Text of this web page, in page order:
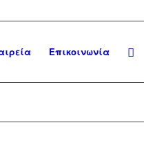
Επικοινωνία